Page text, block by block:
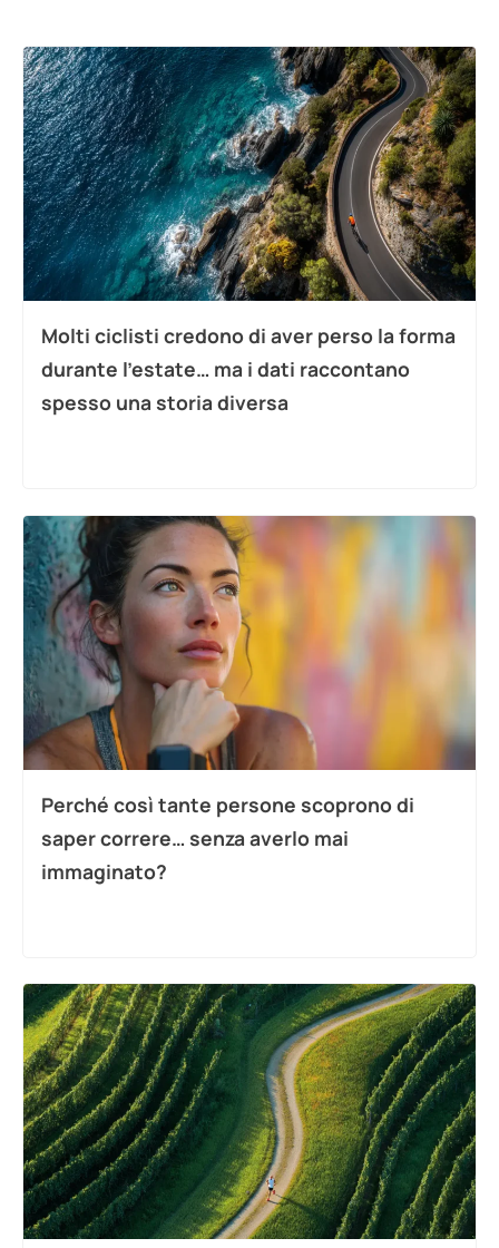
Molti ciclisti credono di aver perso la forma
durante l’estate… ma i dati raccontano
spesso una storia diversa
Perché così tante persone scoprono di
saper correre… senza averlo mai
immaginato?